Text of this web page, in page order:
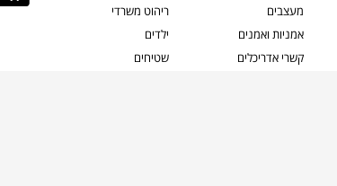
מעצבים
אמניות ואמנים
קשרי אדריכלים
ריהוט משרדי
ילדים
שטיחים